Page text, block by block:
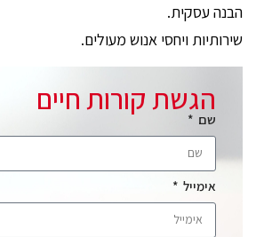
הבנה עסקית.
שירותיות ויחסי אנוש מעולים.
הגשת קורות חיים
שם
אימייל